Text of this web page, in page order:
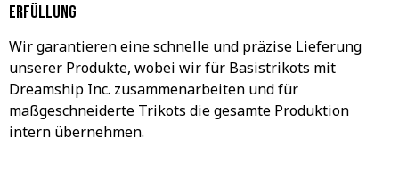
Erfüllung
Wir garantieren eine schnelle und präzise Lieferung
unserer Produkte, wobei wir für Basistrikots mit
Dreamship Inc. zusammenarbeiten und für
maßgeschneiderte Trikots die gesamte Produktion
intern übernehmen.